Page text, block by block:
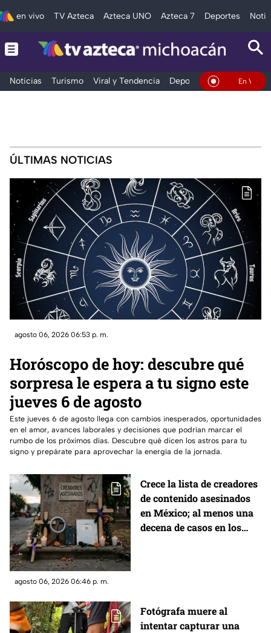
en vivo TV Azteca Azteca UNO Azteca 7 Deportes
Noticias Turismo Viral y Tendencia Deportes Espectáculos
En Vivo
ÚLTIMAS NOTICIAS
agosto 06, 2026 06:53 p. m.
Horóscopo de hoy: descubre qué
sorpresa le espera a tu signo este
jueves 6 de agosto
Este jueves 6 de agosto llega con cambios inesperados, oportunidades
en el amor, avances laborales y decisiones que podrían marcar el
rumbo de los próximos días. Descubre qué dicen los astros para tu
signo y prepárate para aprovechar la energía de la jornada.
Crece la lista de creadores
de contenido asesinados
en México; al menos una
decena de casos en los
agosto 06, 2026 06:46 p. m.
Fotógrafa muere al
intentar capturar una